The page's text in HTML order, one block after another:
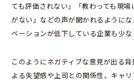
ても評価されない」「教わっても現
がない」などの声が聞かれるように
ベーションが低下している企業も少な
このようにネガティブな意見が出る
よる失望感や上司との関係性、キャ